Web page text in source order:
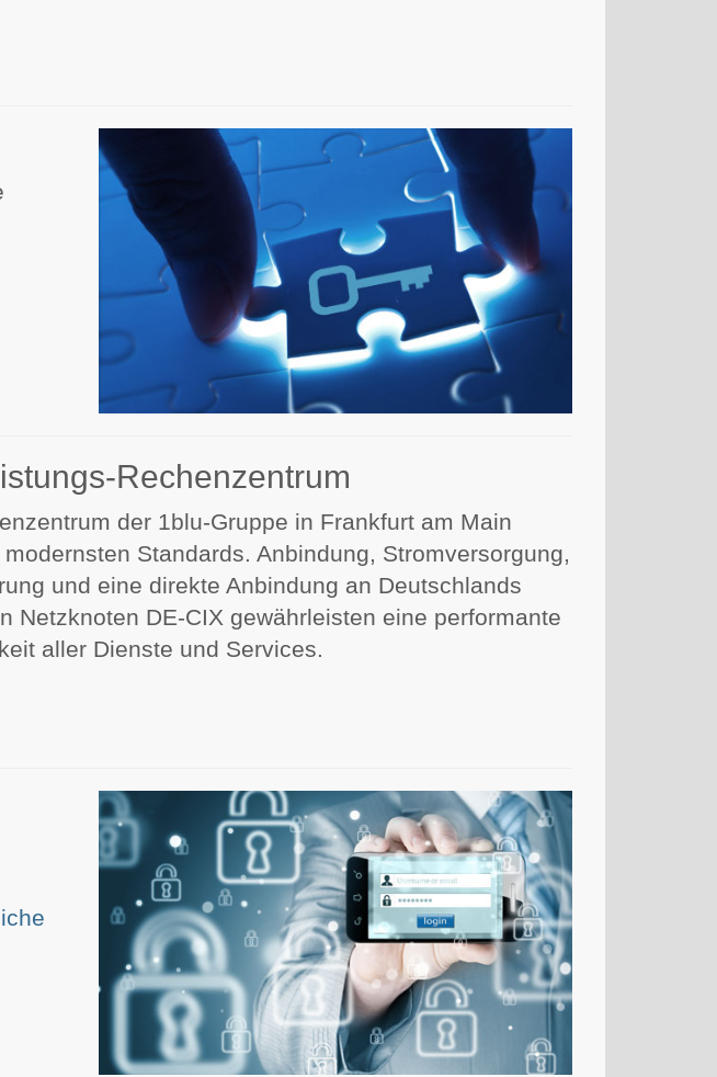
Rechenzentrum
der 1blu-Gruppe in Frankfurt am Main
Standards. Anbindung, Stromversorgung,
und eine direkte Anbindung an Deutschlands
Netzknoten DE-CIX gewährleisten eine performante
aller Dienste und Services.